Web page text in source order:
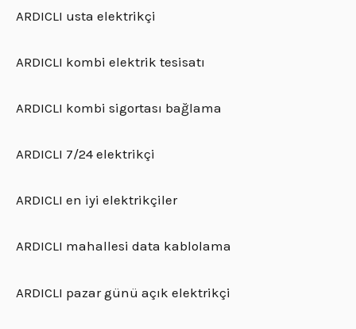
ARDICLI usta elektrikçi
ARDICLI kombi elektrik tesisatı
ARDICLI kombi sigortası bağlama
ARDICLI 7/24 elektrikçi
ARDICLI en iyi elektrikçiler
ARDICLI mahallesi data kablolama
ARDICLI pazar günü açık elektrikçi